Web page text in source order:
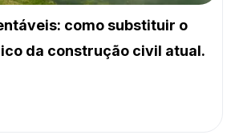
como substituir o
da construção civil atual.